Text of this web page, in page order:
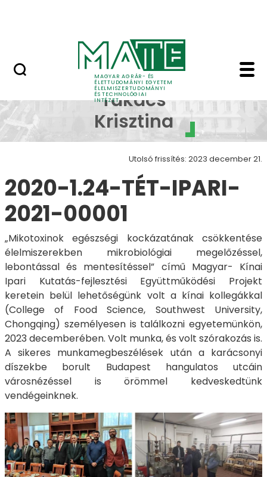
MAGYAR AGRÁR- ÉS
ÉLETTUDOMÁNYI EGYETEM
ÉLELMISZERTUDOMÁNYI
ÉS TECHNOLÓGIAI
INTÉZET
Takacs Krisztina -
Dr.
Takács
Krisztina
Utolsó frissítés: 2023 december 21.
2020-1.24-TÉT-IPARI-
2021-00001
„Mikotoxinok egészségi kockázatának csökkentése
élelmiszerekben mikrobiológiai megelőzéssel,
lebontással és mentesítéssel” című Magyar- Kínai
Ipari Kutatás-fejlesztési Együttműködési Projekt
keretein belül lehetőségünk volt a kínai kollegákkal
(College of Food Science, Southwest University,
Chongqing) személyesen is találkozni egyetemünkön,
2023 decemberében. Volt munka, és volt szórakozás is.
A sikeres munkamegbeszélések után a karácsonyi
díszekbe borult Budapest hangulatos utcáin
városnézéssel is örömmel kedveskedtünk
vendégeinknek.